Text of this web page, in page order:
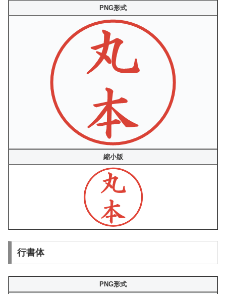
PNG形式
縮小版
行書体
PNG形式